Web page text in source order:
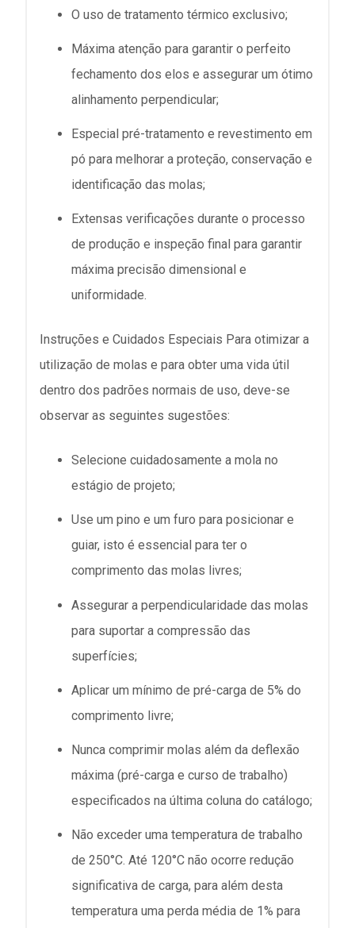
O uso de tratamento térmico exclusivo;
Máxima atenção para garantir o perfeito
fechamento dos elos e assegurar um ótimo
alinhamento perpendicular;
Especial pré-tratamento e revestimento em
pó para melhorar a proteção, conservação e
identificação das molas;
Extensas verificações durante o processo
de produção e inspeção final para garantir
máxima precisão dimensional e
uniformidade.
Instruções e Cuidados Especiais Para otimizar a
utilização de molas e para obter uma vida útil
dentro dos padrões normais de uso, deve-se
observar as seguintes sugestões:
Selecione cuidadosamente a mola no
estágio de projeto;
Use um pino e um furo para posicionar e
guiar, isto é essencial para ter o
comprimento das molas livres;
Assegurar a perpendicularidade das molas
para suportar a compressão das
superfícies;
Aplicar um mínimo de pré-carga de 5% do
comprimento livre;
Nunca comprimir molas além da deflexão
máxima (pré-carga e curso de trabalho)
especificados na última coluna do catálogo;
Não exceder uma temperatura de trabalho
de 250°C. Até 120°C não ocorre redução
significativa de carga, para além desta
temperatura uma perda média de 1% para